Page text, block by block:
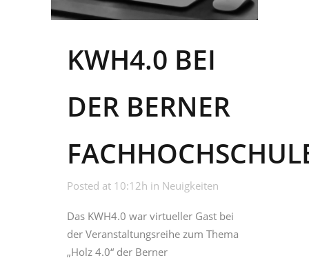
KWH4.0 BEI
DER BERNER
Posted at 10:12h in Neuigkeiten
Das KWH4.0 war virtueller Gast bei
der Veranstaltungsreihe zum Thema
„Holz 4.0“ der Berner